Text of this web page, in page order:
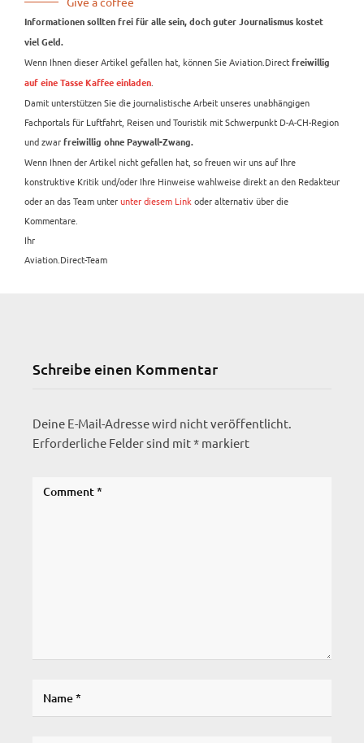
Informationen sollten frei für alle sein, doch guter Journalismus kostet
viel Geld.
Wenn Ihnen dieser Artikel gefallen hat, können Sie Aviation.Direct freiwillig
auf eine Tasse Kaffee einladen.
Damit unterstützen Sie die journalistische Arbeit unseres unabhängigen
Fachportals für Luftfahrt, Reisen und Touristik mit Schwerpunkt D-A-CH-Region
und zwar freiwillig ohne Paywall-Zwang.
Wenn Ihnen der Artikel nicht gefallen hat, so freuen wir uns auf Ihre
konstruktive Kritik und/oder Ihre Hinweise wahlweise direkt an den Redakteur
oder an das Team unterunter diesem Linkoder alternativ über die
Kommentare.
Ihr
Aviation.Direct-Team
Schreibe einen Kommentar
Deine E-Mail-Adresse wird nicht veröffentlicht.
Erforderliche Felder sind mit* markiert